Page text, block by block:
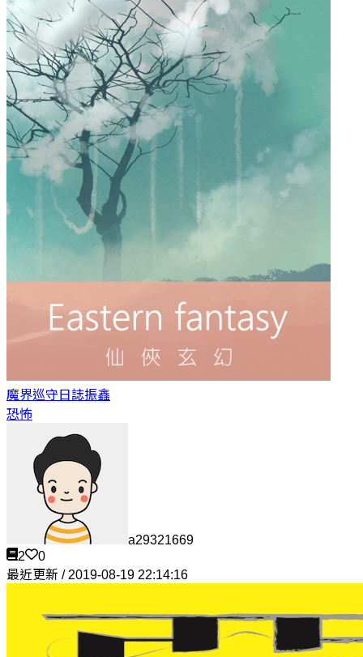
魔界巡守日誌振鑫
恐怖
a29321669
2
0
最近更新 / 2019-08-19 22:14:16